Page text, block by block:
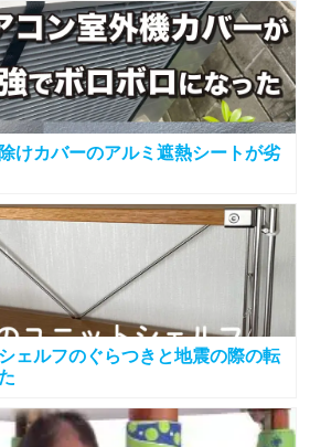
けカバーのアルミ遮熱シートが劣
ェルフのぐらつきと地震の際の転